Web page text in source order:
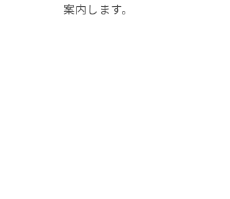
案内します。